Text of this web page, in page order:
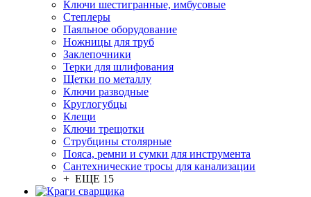
Ключи шестигранные, имбусовые
Степлеры
Паяльное оборудование
Ножницы для труб
Заклепочники
Терки для шлифования
Щетки по металлу
Ключи разводные
Круглогубцы
Клещи
Ключи трещотки
Струбцины столярные
Пояса, ремни и сумки для инструмента
Сантехнические тросы для канализации
+ ЕЩЕ 15